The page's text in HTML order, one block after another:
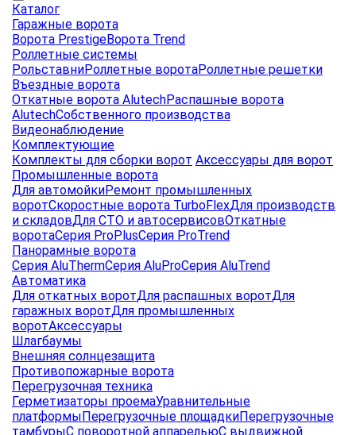
Каталог
Гаражные ворота
Ворота PrestigeВорота Trend
Роллетные системы
РольставниРоллетные воротаРоллетные решетки
Въездные ворота
Откатные ворота AlutechРаспашные ворота
AlutechСобственного производства
Видеонаблюдение
Комплектующие
Комплекты для сборки ворот Аксессуары для ворот
Промышленные ворота
Для автомойкиРемонт промышленных
воротСкоростные ворота TurboFlexДля производств
и складовДля СТО и автосервисовОткатные
воротаСерия ProPlusСерия ProTrend
Панорамные ворота
Серия AluThermСерия AluProСерия AluTrend
Автоматика
Для откатных воротДля распашных воротДля
гаражных воротДля промышленных
воротАксессуары
Шлагбаумы
Внешняя солнцезащита
Противопожарные ворота
Перегрузочная техника
Герметизаторы проемаУравнительные
платформыПерегрузочные площадкиПерегрузочные
тамбурыС поворотной аппарельюС выдвижной